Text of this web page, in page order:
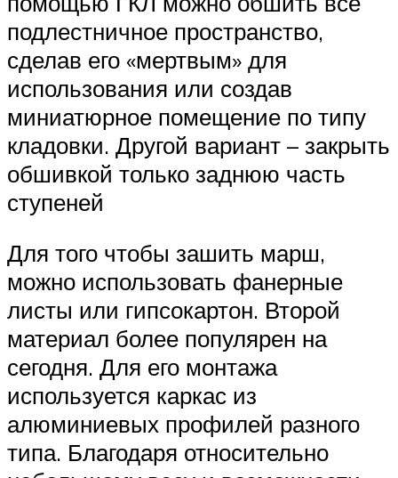
подлестничное пространство,
сделав его «мертвым» для
использования или создав
миниатюрное помещение по типу
кладовки. Другой вариант – закрыть
обшивкой только заднюю часть
ступеней
Для того чтобы зашить марш,
можно использовать фанерные
листы или гипсокартон. Второй
материал более популярен на
сегодня. Для его монтажа
используется каркас из
алюминиевых профилей разного
типа. Благодаря относительно